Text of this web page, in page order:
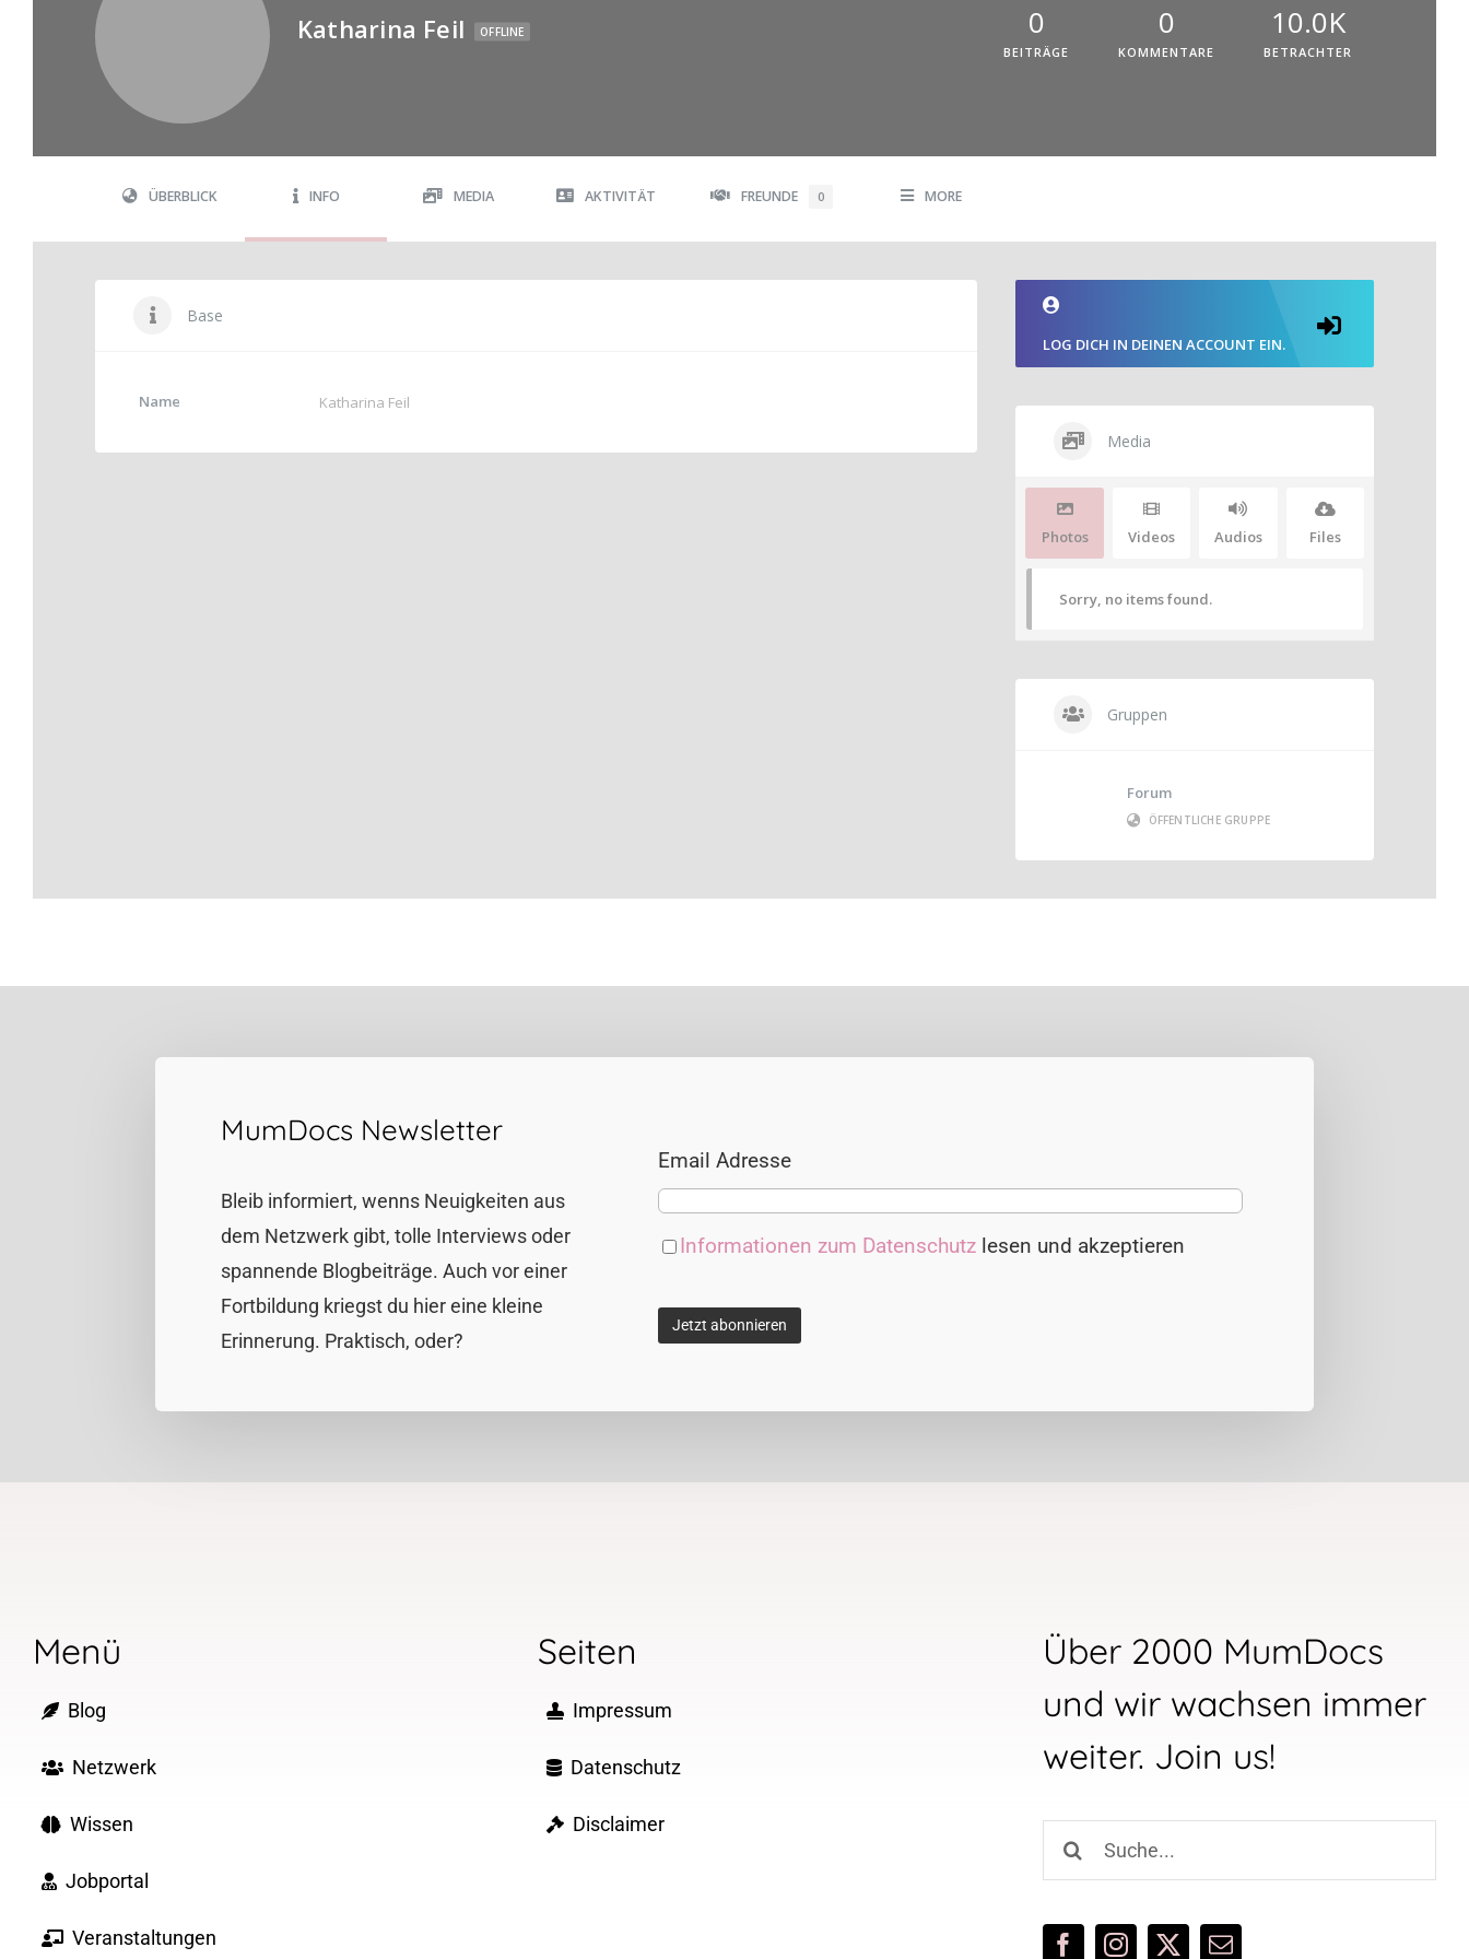
Katharina Feil OFFLINE 0
BEITRÄGE
0
KOMMENTARE
10.0K
BETRACHTER
ÜBERBLICK INFO MEDIA AKTIVITÄT FREUNDE 0 MORE
Base
Name Katharina Feil
LOG DICH IN DEINEN ACCOUNT EIN.
Media
Photos Videos Audios Files
Sorry, no items found.
Gruppen
Forum
ÖFFENTLICHE GRUPPE
MumDocs Newsletter
Bleib informiert, wenns Neuigkeiten aus
dem Netzwerk gibt, tolle Interviews oder
spannende Blogbeiträge. Auch vor einer
Fortbildung kriegst du hier eine kleine
Erinnerung. Praktisch, oder?
Email Adresse
Informationen zum Datenschutz lesen und akzeptieren
Menü
Blog
Netzwerk
Wissen
Jobportal
Veranstaltungen
Seiten
Impressum
Datenschutz
Disclaimer
Über 2000 MumDocs
und wir wachsen immer
weiter. Join us!